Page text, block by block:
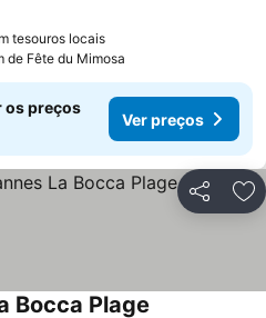
tesouros locaisVer preços
de Fête du Mimosa
os preços
Ver preços
Partilhar
Bocca Plage